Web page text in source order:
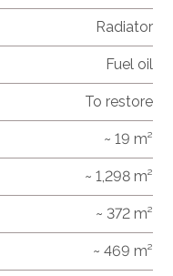
Radiator
Fuel oil
To restore
~ 19 m²
~ 1,298 m²
~ 372 m²
~ 469 m²